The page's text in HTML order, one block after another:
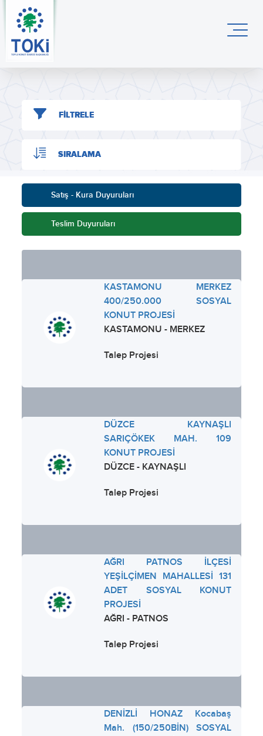
FİLTRELE
SIRALAMA
Satış - Kura Duyuruları
Teslim Duyuruları
KASTAMONU MERKEZ
400/250.000 SOSYAL
KONUT PROJESİ
KASTAMONU - MERKEZ
Talep Projesi
DÜZCE KAYNAŞLI
SARIÇÖKEK MAH. 109
KONUT PROJESİ
DÜZCE - KAYNAŞLI
Talep Projesi
AĞRI PATNOS İLÇESİ
YEŞİLÇİMEN MAHALLESİ 131
ADET SOSYAL KONUT
PROJESİ
AĞRI - PATNOS
Talep Projesi
DENİZLİ HONAZ Kocabaş
Mah. (150/250BİN) SOSYAL